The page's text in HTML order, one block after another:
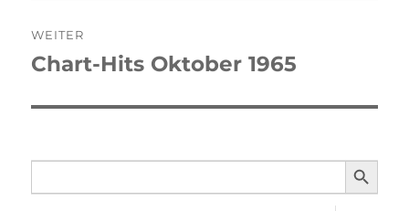
WEITER
Nächster
Chart-Hits Oktober 1965
Search
SEARCH